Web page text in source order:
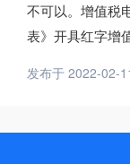
不可以。增值税
表》开具红字增
发布于 2022-02-